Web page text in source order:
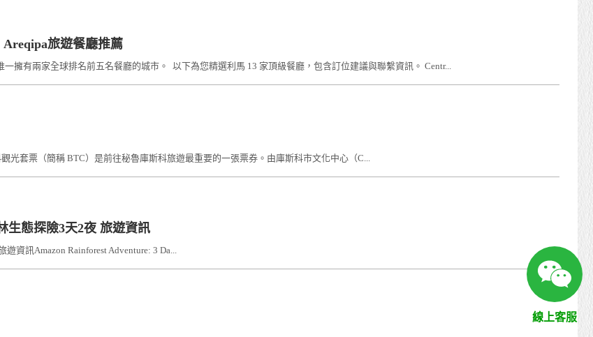
Areqipa旅遊餐廳推薦
擁有兩家全球排名前五名餐廳的城市。 以下為您精選利馬 13 家頂級餐廳，包含訂位建議與聯繫資訊。 Centr...
光套票（簡稱 BTC）是前往秘魯庫斯科旅遊最重要的一張票券。由庫斯科市文化中心（C...
生態探險3天2夜 旅遊資訊
資訊Amazon Rainforest Adventure: 3 Da...
線上客服